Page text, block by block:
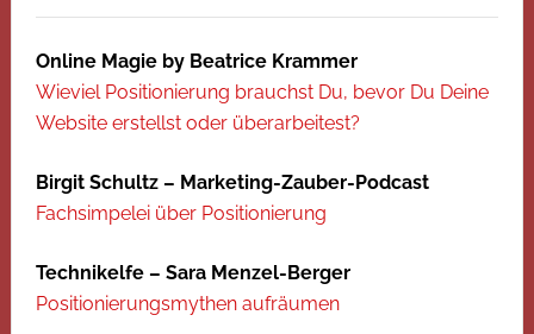
Online Magie by Beatrice Krammer
Wieviel Positionierung brauchst Du, bevor Du Deine
Website erstellst oder überarbeitest?
Birgit Schultz – Marketing-Zauber-Podcast
Fachsimpelei über Positionierung
Technikelfe – Sara Menzel-Berger
Positionierungsmythen aufräumen